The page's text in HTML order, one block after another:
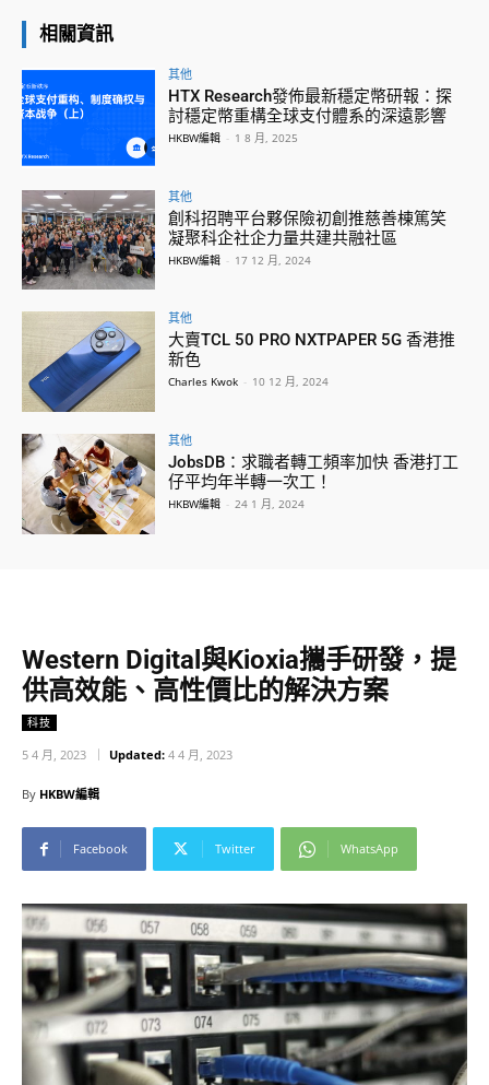
相關資訊
其他
HTX Research發佈最新穩定幣研報：探
討穩定幣重構全球支付體系的深遠影響
HKBW編輯 - 1 8 月, 2025
其他
創科招聘平台夥保險初創推慈善棟篤笑
凝聚科企社企力量共建共融社區
HKBW編輯 - 17 12 月, 2024
其他
大賣TCL 50 PRO NXTPAPER 5G 香港推
新色
Charles Kwok - 10 12 月, 2024
其他
JobsDB：求職者轉工頻率加快 香港打工
仔平均年半轉一次工！
HKBW編輯 - 24 1 月, 2024